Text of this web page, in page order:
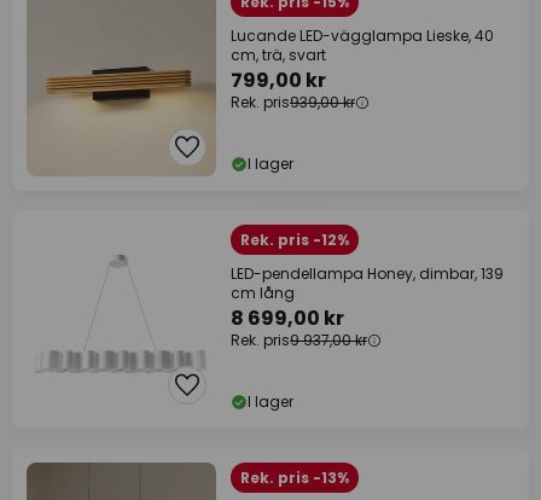
Lucande LED-vägglampa Lieske, 40
cm, trä, svart
799,00 kr
Rek. pris939,00 kr
I lager
Rek. pris -12%
LED-pendellampa Honey, dimbar, 139
cm lång
8 699,00 kr
Rek. pris9 937,00 kr
I lager
Rek. pris -13%